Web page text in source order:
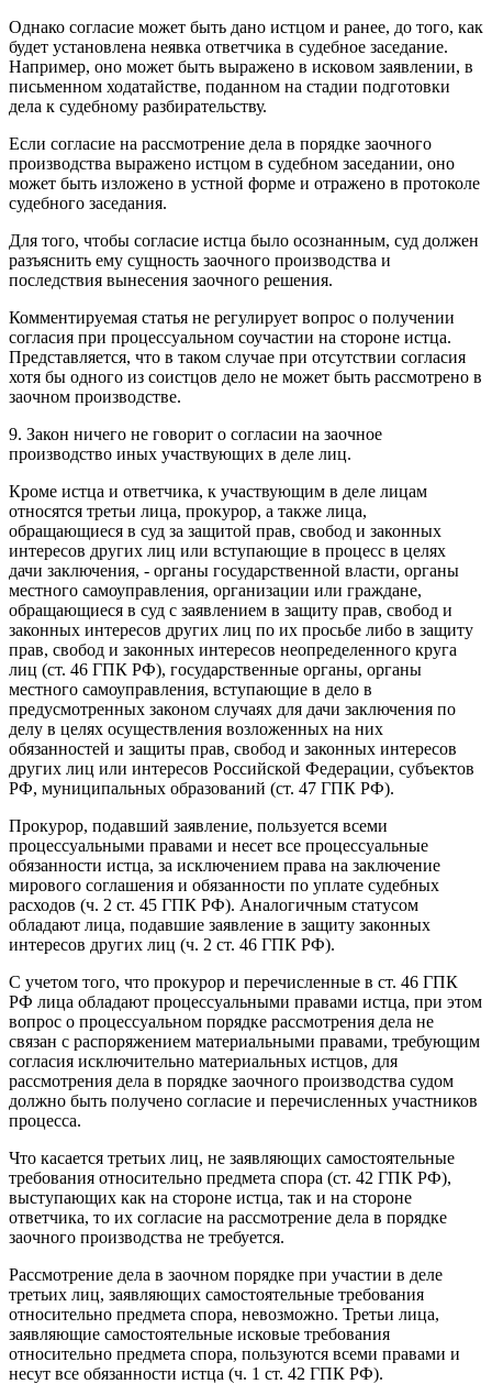
Однако согласие может быть дано истцом и ранее, до того, как
будет установлена неявка ответчика в судебное заседание.
Например, оно может быть выражено в исковом заявлении, в
письменном ходатайстве, поданном на стадии подготовки
дела к судебному разбирательству.
Если согласие на рассмотрение дела в порядке заочного
производства выражено истцом в судебном заседании, оно
может быть изложено в устной форме и отражено в протоколе
судебного заседания.
Для того, чтобы согласие истца было осознанным, суд должен
разъяснить ему сущность заочного производства и
последствия вынесения заочного решения.
Комментируемая статья не регулирует вопрос о получении
согласия при процессуальном соучастии на стороне истца.
Представляется, что в таком случае при отсутствии согласия
хотя бы одного из соистцов дело не может быть рассмотрено в
заочном производстве.
9. Закон ничего не говорит о согласии на заочное
производство иных участвующих в деле лиц.
Кроме истца и ответчика, к участвующим в деле лицам
относятся третьи лица, прокурор, а также лица,
обращающиеся в суд за защитой прав, свобод и законных
интересов других лиц или вступающие в процесс в целях
дачи заключения, - органы государственной власти, органы
местного самоуправления, организации или граждане,
обращающиеся в суд с заявлением в защиту прав, свобод и
законных интересов других лиц по их просьбе либо в защиту
прав, свобод и законных интересов неопределенного круга
лиц (ст. 46 ГПК РФ), государственные органы, органы
местного самоуправления, вступающие в дело в
предусмотренных законом случаях для дачи заключения по
делу в целях осуществления возложенных на них
обязанностей и защиты прав, свобод и законных интересов
других лиц или интересов Российской Федерации, субъектов
РФ, муниципальных образований (ст. 47 ГПК РФ).
Прокурор, подавший заявление, пользуется всеми
процессуальными правами и несет все процессуальные
обязанности истца, за исключением права на заключение
мирового соглашения и обязанности по уплате судебных
расходов (ч. 2 ст. 45 ГПК РФ). Аналогичным статусом
обладают лица, подавшие заявление в защиту законных
интересов других лиц (ч. 2 ст. 46 ГПК РФ).
С учетом того, что прокурор и перечисленные в ст. 46 ГПК
РФ лица обладают процессуальными правами истца, при этом
вопрос о процессуальном порядке рассмотрения дела не
связан с распоряжением материальными правами, требующим
согласия исключительно материальных истцов, для
рассмотрения дела в порядке заочного производства судом
должно быть получено согласие и перечисленных участников
процесса.
Что касается третьих лиц, не заявляющих самостоятельные
требования относительно предмета спора (ст. 42 ГПК РФ),
выступающих как на стороне истца, так и на стороне
ответчика, то их согласие на рассмотрение дела в порядке
заочного производства не требуется.
Рассмотрение дела в заочном порядке при участии в деле
третьих лиц, заявляющих самостоятельные требования
относительно предмета спора, невозможно. Третьи лица,
заявляющие самостоятельные исковые требования
относительно предмета спора, пользуются всеми правами и
несут все обязанности истца (ч. 1 ст. 42 ГПК РФ).